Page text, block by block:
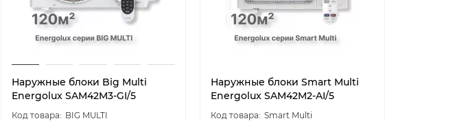
Наружные блоки Big Multi
Energolux SAM42M3-GI/5
BIG MULTI
Наружные блоки Smart Multi
Energolux SAM42M2-AI/5
Smart Multi